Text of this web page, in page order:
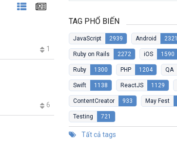
1
6
TAG PHỔ BIẾN
JavaScript 2939 Android 2321
Ruby on Rails 2272 iOS 1590
Ruby 1300 PHP 1204 QA
Swift 1138 ReactJS 1129
ContentCreator 933 May Fest
Testing 721
Tất cả tags